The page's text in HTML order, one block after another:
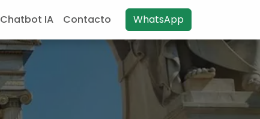
Chatbot IA Contacto WhatsApp